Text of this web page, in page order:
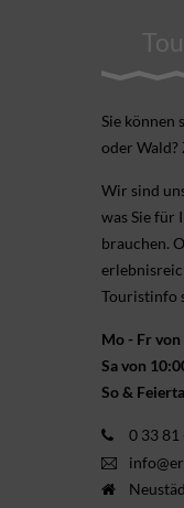
Sie können
oder Wald?
Wir sind
was Sie für
brauchen.
Touristinfo
Mo - Fr
Sa von
So &
0 33 81